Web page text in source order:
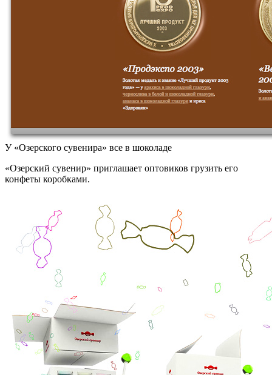
У «Озерского сувенира» все в шоколаде
«Озерский сувенир» приглашает оптовиков грузить его
конфеты коробками.